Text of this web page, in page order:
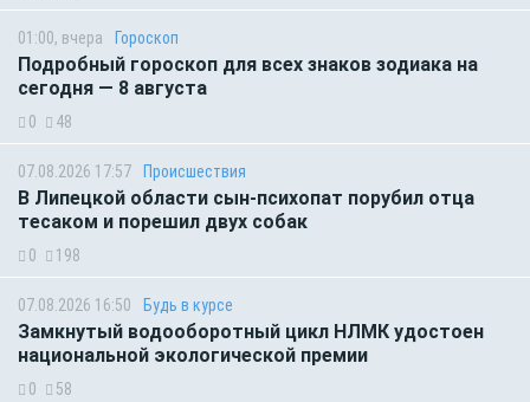
01:00, вчера Гороскоп
Подробный гороскоп для всех знаков зодиака на
сегодня — 8 августа
0 48
07.08.2026 17:57 Происшествия
В Липецкой области сын-психопат порубил отца
тесаком и порешил двух собак
0 198
07.08.2026 16:50 Будь в курсе
Замкнутый водооборотный цикл НЛМК удостоен
национальной экологической премии
0 58